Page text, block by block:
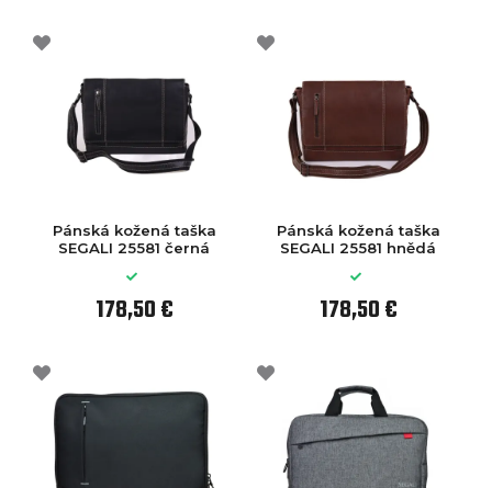
Pánská kožená taška
SEGALI 25581 černá
178,50 €
Pánská kožená taška
SEGALI 25581 hnědá
178,50 €